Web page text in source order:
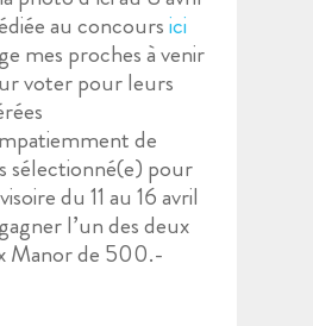
au concoursici
mes proches à venir
voter pour leurs
de
sélectionné(e) pour
du 11 au 16 avril
l’un des deux
Manor de 500.-